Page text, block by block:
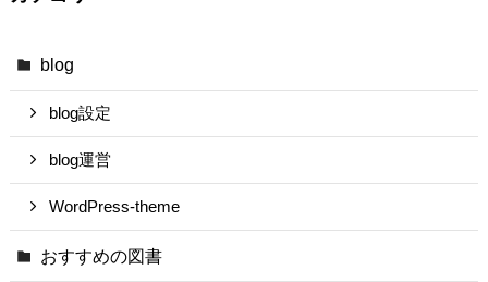
blog
blog設定
blog運営
WordPress-theme
おすすめの図書